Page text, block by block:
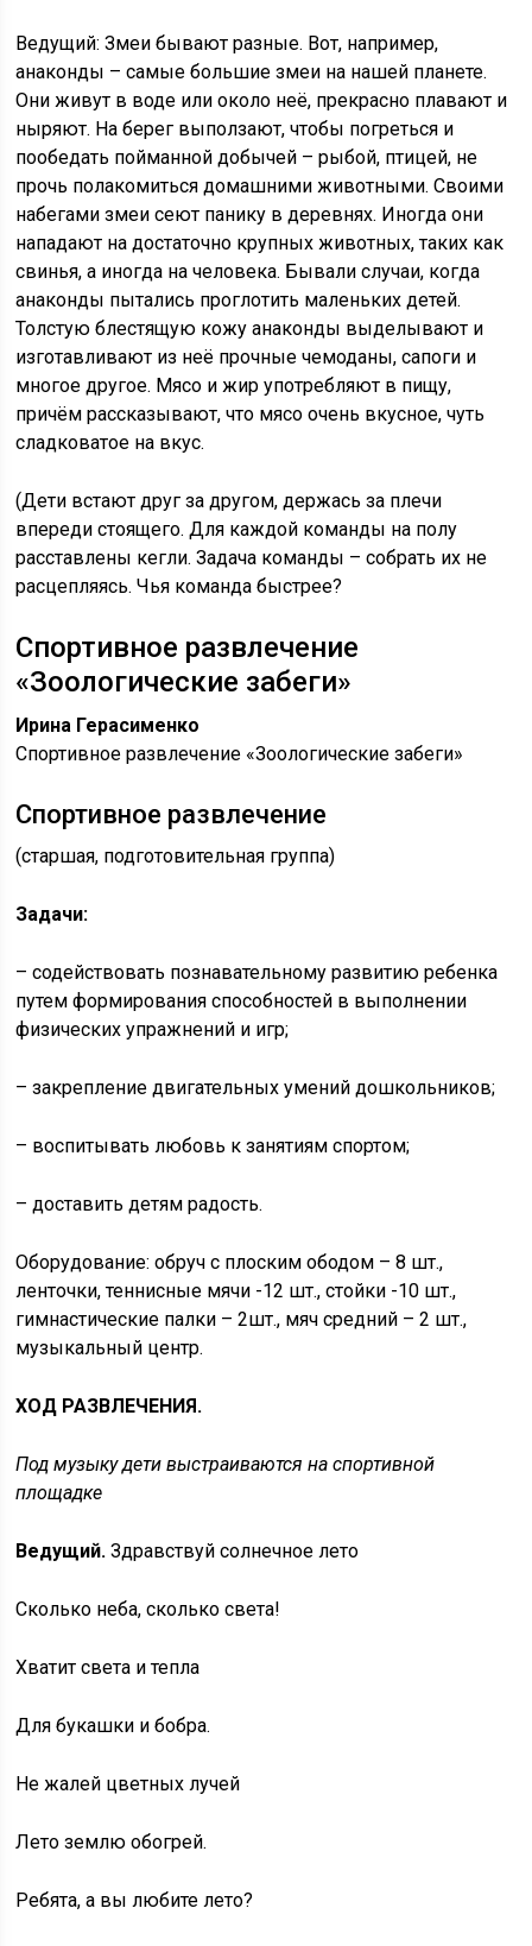
Ведущий: Змеи бывают разные. Вот, например,
анаконды – самые большие змеи на нашей планете.
Они живут в воде или около неё, прекрасно плавают и
ныряют. На берег выползают, чтобы погреться и
пообедать пойманной добычей – рыбой, птицей, не
прочь полакомиться домашними животными. Своими
набегами змеи сеют панику в деревнях. Иногда они
нападают на достаточно крупных животных, таких как
свинья, а иногда на человека. Бывали случаи, когда
анаконды пытались проглотить маленьких детей.
Толстую блестящую кожу анаконды выделывают и
изготавливают из неё прочные чемоданы, сапоги и
многое другое. Мясо и жир употребляют в пищу,
причём рассказывают, что мясо очень вкусное, чуть
сладковатое на вкус.
(Дети встают друг за другом, держась за плечи
впереди стоящего. Для каждой команды на полу
расставлены кегли. Задача команды – собрать их не
расцепляясь. Чья команда быстрее?
Спортивное развлечение
«Зоологические забеги»
Ирина Герасименко
Спортивное развлечение «Зоологические забеги»
Спортивное развлечение
(старшая, подготовительная группа)
Задачи:
– содействовать познавательному развитию ребенка
путем формирования способностей в выполнении
физических упражнений и игр;
– закрепление двигательных умений дошкольников;
– воспитывать любовь к занятиям спортом;
– доставить детям радость.
Оборудование: обруч с плоским ободом – 8 шт.,
ленточки, теннисные мячи -12 шт., стойки -10 шт.,
гимнастические палки – 2шт., мяч средний – 2 шт.,
музыкальный центр.
ХОД РАЗВЛЕЧЕНИЯ.
Под музыку дети выстраиваются на спортивной
площадке
Ведущий. Здравствуй солнечное лето
Сколько неба, сколько света!
Хватит света и тепла
Для букашки и бобра.
Не жалей цветных лучей
Лето землю обогрей.
Ребята, а вы любите лето?